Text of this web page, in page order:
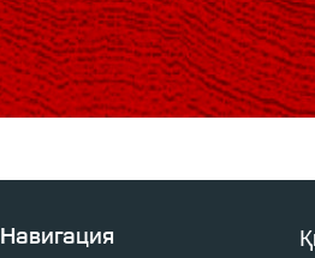
Навигация